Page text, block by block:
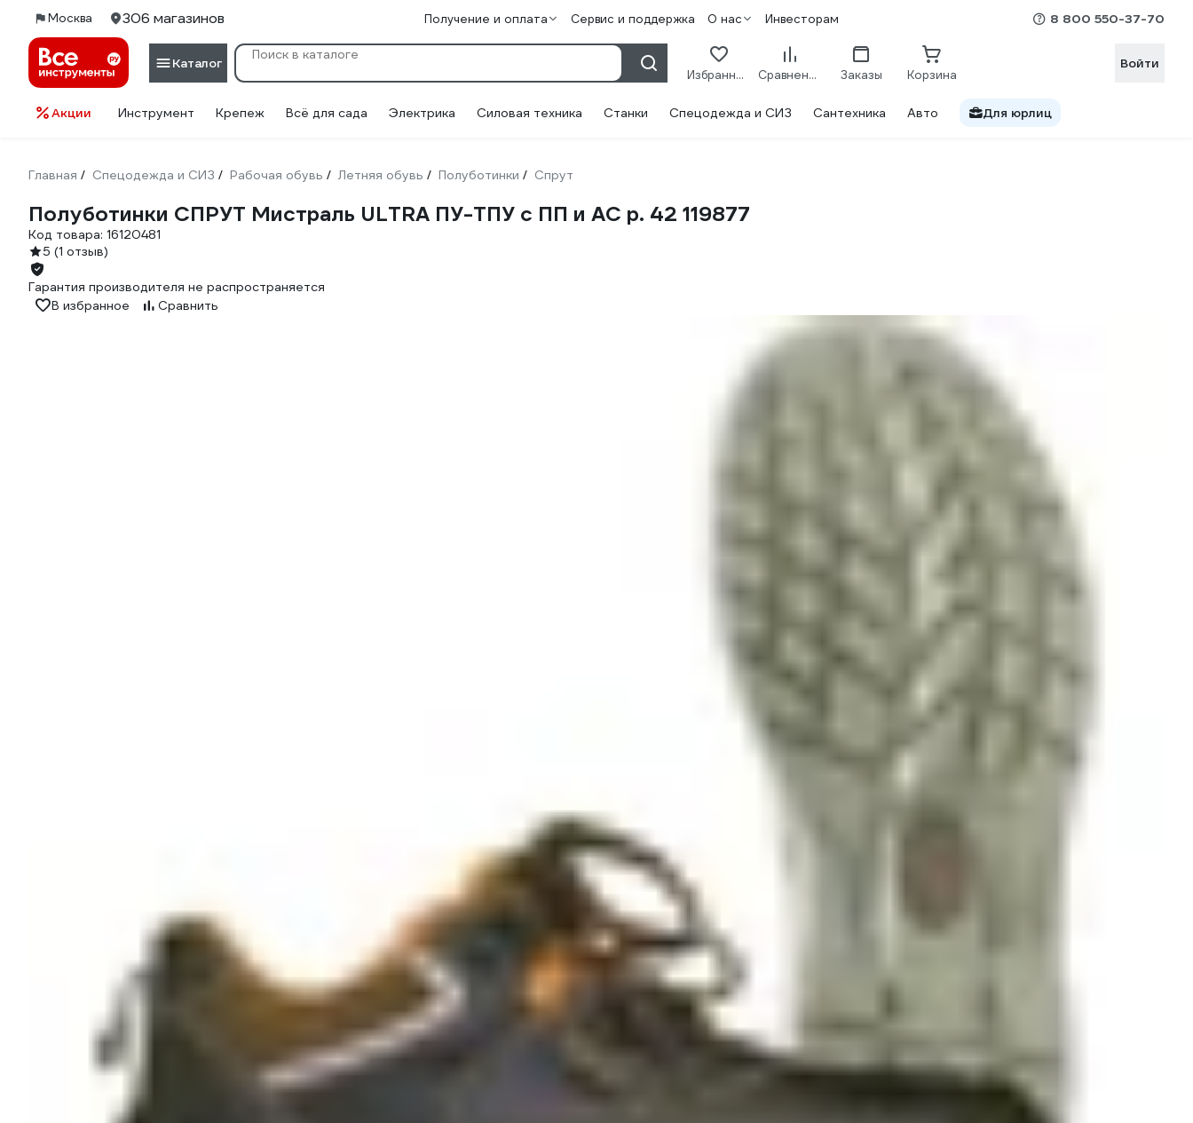
Москва 306 магазинов Получение и оплата Сервис и поддержка О нас Инвесторам 8 800 550-37-70
Каталог
Избранное Сравнение Заказы Корзина
Войти
Акции Инструмент Крепеж Всё для сада Электрика Силовая техника Станки Спецодежда и СИЗ Сантехника Авто Для юрлиц
Главная / Спецодежда и СИЗ / Рабочая обувь / Летняя обувь / Полуботинки / Спрут
Полуботинки СПРУТ Мистраль ULTRA ПУ-ТПУ с ПП и АС р. 42 119877
Код товара: 16120481
5 (1 отзыв)
Гарантия производителя не распространяется
В избранное
Сравнить